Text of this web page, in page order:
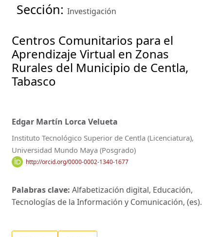
Sección: Investigación
Centros Comunitarios para el
Aprendizaje Virtual en Zonas
Rurales del Municipio de Centla,
Tabasco
Edgar Martín Lorca Velueta
Instituto Tecnológico Superior de Centla (Licenciatura),
Universidad Mundo Maya (Posgrado)
http://orcid.org/0000-0002-1340-1677
Palabras clave: Alfabetización digital, Educación,
Tecnologías de la Información y Comunicación, (es).